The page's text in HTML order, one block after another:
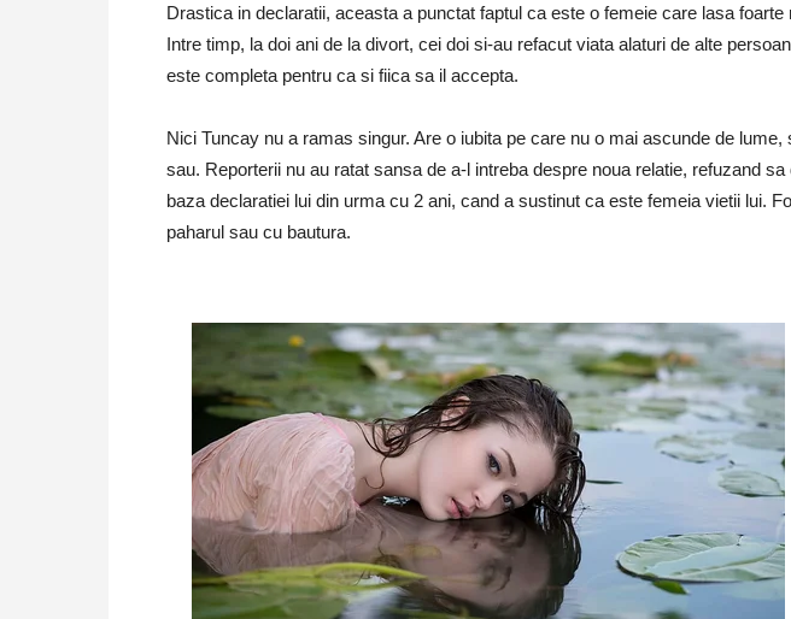
Drastica in declaratii, aceasta a punctat faptul ca este o femeie care lasa
Intre timp, la doi ani de la divort, cei doi si-au refacut viata alaturi de alte
este completa pentru ca si fiica sa il accepta.
Nici Tuncay nu a ramas singur. Are o iubita pe care nu o mai ascunde de
sau. Reporterii nu au ratat sansa de a-l intreba despre noua relatie, refuzand
baza declaratiei lui din urma cu 2 ani, cand a sustinut ca este femeia vietii lui.
paharul sau cu bautura.